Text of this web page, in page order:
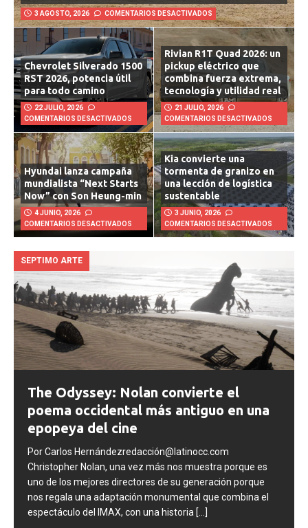
3 AGOSTO, 2026 COMENTARIOS DESACTIVADOS
Chevrolet Silverado 1500
RST 2026, potencia útil
para todo camino
22 JULIO, 2026
COMENTARIOS DESACTIVADOS
Rivian R1T Quad 2026: un
pickup eléctrico que
combina fuerza extrema,
tecnología y utilidad real
21 JULIO, 2026
COMENTARIOS DESACTIVADOS
Hyundai lanza campaña
mundialista “Next Starts
Now” con Son Heung-min
4 JUNIO, 2026
COMENTARIOS DESACTIVADOS
Kia convierte una
tormenta de granizo en
una lección de logística
sustentable
3 JUNIO, 2026
COMENTARIOS DESACTIVADOS
SEPTIMO ARTE
The Odyssey: Nolan convierte el
poema occidental más antiguo en una
epopeya del cine
Por Carlos Hernándezredacción@latinocc.com
Christopher Nolan, una vez más nos muestra porque es
uno de los mejores directores de su generación porque
nos regala una adaptación monumental que combina el
espectáculo del IMAX, con una historia [...]